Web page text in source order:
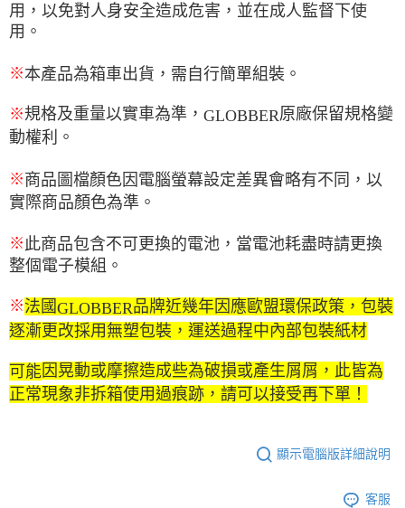
用，以免對人身安全造成危害，並在成人監督下使
用。
※本產品為箱車出貨，需自行簡單組裝。
※規格及重量以實車為準， GLOBBER原廠保留規格變
動權利。
※商品圖檔顏色因電腦螢幕設定差異會略有不同，以
實際商品顏色為準。
※ 此商品包含不可更換的電池，當電池耗盡時請更換
整個電子模組。
※法國GLOBBER品牌近幾年因應歐盟環保政策，包裝
逐漸更改採用無塑包裝，運送過程中內部包裝紙材
可能因晃動或摩擦造成些為破損或產生屑屑，此皆為
正常現象非拆箱使用過痕跡，請可以接受再下單！
顯示電腦版詳細說明
客服